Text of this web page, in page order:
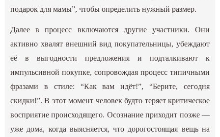
подарок для мамы”, чтобы определить нужный размер.
Далее в процесс включаются другие участники. Они
активно хвалят внешний вид покупательницы, убеждают
её в выгодности предложения и подталкивают к
импульсивной покупке, сопровождая процесс типичными
фразами в стиле: “Как вам идёт!”, “Берите, сегодня
скидки!”. В этот момент человек будто теряет критическое
восприятие происходящего. Осознание приходит позже —
уже дома, когда выясняется, что дорогостоящая вещь на